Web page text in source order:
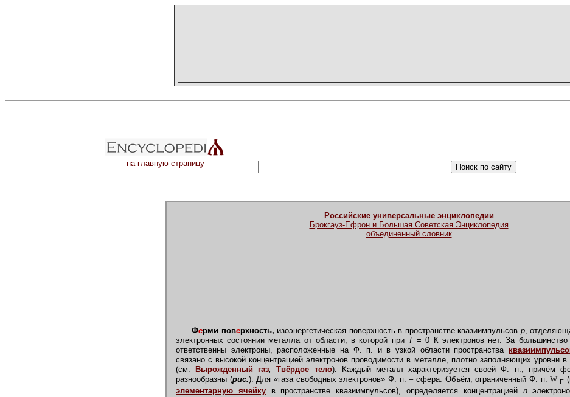
на главную страницу
Российские универсальные энциклопедии
Брокгауз-Ефрон и Большая Советская Энциклопедия
объединенный словник
Ферми поверхность, изоэнергетическая поверхность в пространстве квазиимпульсов р,
электронных состоянии металла от области, в которой при Т= 0 К электронов нет. За большинство
ответственны электроны, расположенные на Ф. п. и в узкой области пространства
связано с высокой концентрацией электронов проводимости в металле, плотно заполняющих уровни в
(см.
Вырожденный газ,Твёрдое тело).
Каждый металл характеризуется своей Ф. п., причём
разнообразны (рис.). Для «газа свободных электронов» Ф. п. – сфера. Объём, ограниченный Ф. п.W F
элементарную ячейку
в пространстве квазиимпульсов), определяется концентрацией n